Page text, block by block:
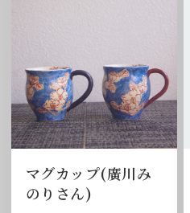
マグカップ(廣川み
のりさん)